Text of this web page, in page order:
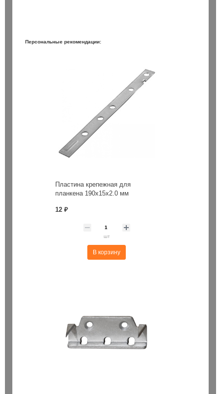
Персональные рекомендации:
Пластина крепежная для
планкена 190х15х2.0 мм
12 ₽
шт
В корзину